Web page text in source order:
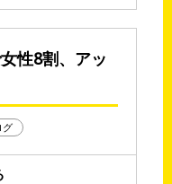
性8割、アッ
グ